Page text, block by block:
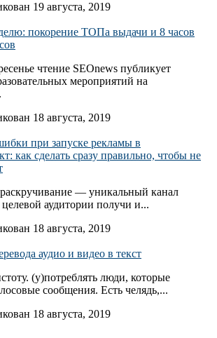
19 августа, 2019
покорение ТОПа выдачи и 8 часов
чтение SEOnews публикует
мероприятий на
18 августа, 2019
при запуске рекламы в
как сделать сразу правильно, чтобы не
— уникальный канал
аудитории получи и...
18 августа, 2019
аудио и видео в текст
(у)потреблять люди, которые
сообщения. Есть челядь,...
18 августа, 2019